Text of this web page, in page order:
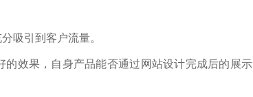
吸引到客户流量。
效果，自身产品能否通过网站设计完成后的展示